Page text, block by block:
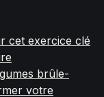
cet exercice clé
brûle-
votre